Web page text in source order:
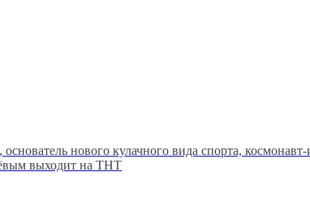
нового кулачного вида спорта, космонавт-
выходит на ТНТ